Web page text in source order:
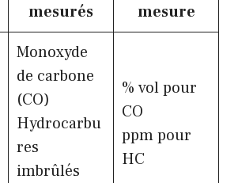
mesurés
mesure
Monoxyde
de carbone
(CO)
Hydrocarbu
res
imbrûlés
% vol pour
CO
ppm pour
HC